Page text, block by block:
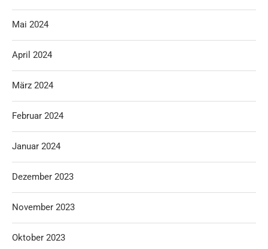
Mai 2024
April 2024
März 2024
Februar 2024
Januar 2024
Dezember 2023
November 2023
Oktober 2023